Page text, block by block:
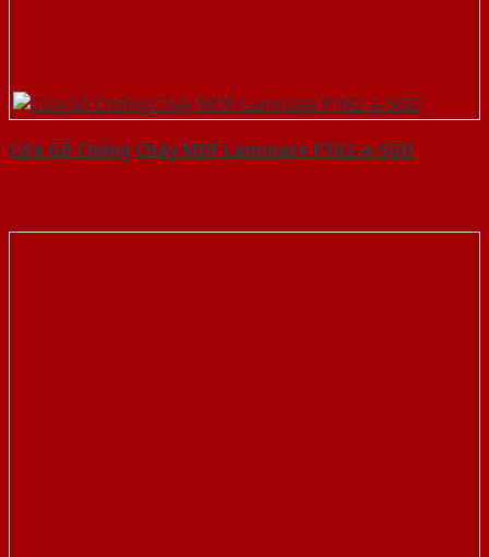
Cửa Gỗ Chống Cháy MDF Laminate P1R2-a-SGD